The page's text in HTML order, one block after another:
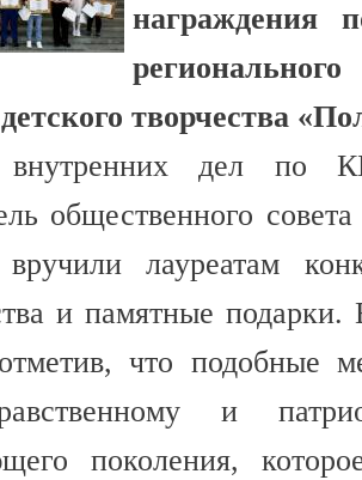
награждения
творчества
внутренних дел по
общественного
лауреатам
и памятные
что подобные
и
поколения,